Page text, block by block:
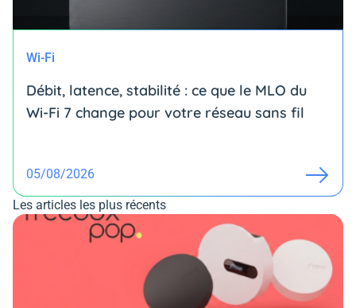
Wi-Fi
Débit, latence, stabilité : ce que le MLO du
Wi-Fi 7 change pour votre réseau sans fil
05/08/2026
Les articles les plus récents